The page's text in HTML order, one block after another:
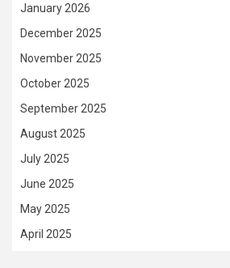
January 2026
December 2025
November 2025
October 2025
September 2025
August 2025
July 2025
June 2025
May 2025
April 2025